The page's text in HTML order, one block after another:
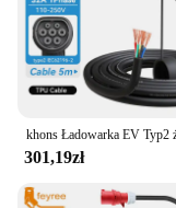
301,19zł